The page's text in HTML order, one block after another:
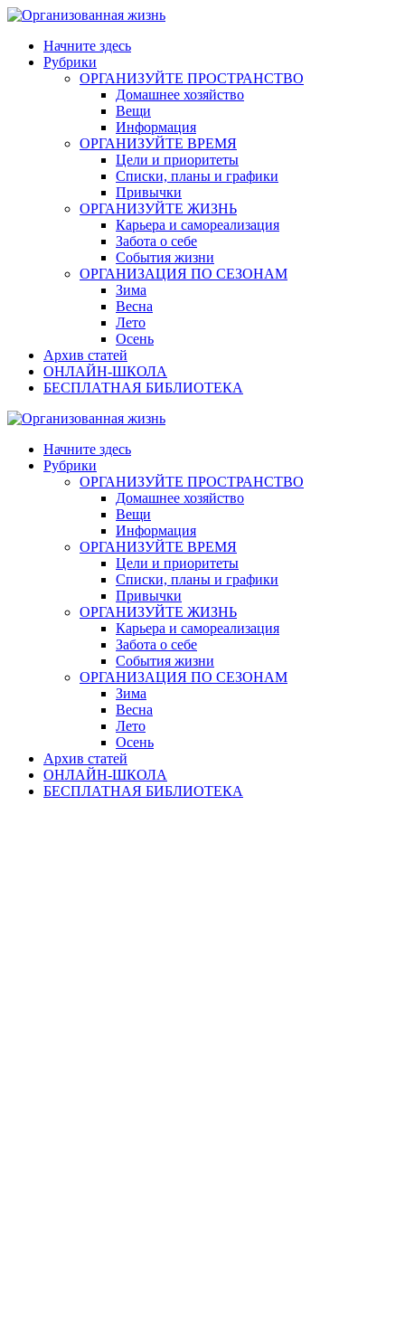
Skip
contentНачните здесь
Рубрики
ОРГАНИЗУЙТЕ ПРОСТРАНСТВО
Домашнее хозяйство
Вещи
Информация
ОРГАНИЗУЙТЕ ВРЕМЯ
Цели и приоритеты
Списки, планы и графики
Привычки
ОРГАНИЗУЙТЕ ЖИЗНЬ
Карьера и самореализация
Забота о себе
События жизни
ОРГАНИЗАЦИЯ ПО СЕЗОНАМ
Зима
Весна
Лето
Осень
Архив статей
ОНЛАЙН-ШКОЛА
БЕСПЛАТНАЯ БИБЛИОТЕКА
Начните здесь
Рубрики
ОРГАНИЗУЙТЕ ПРОСТРАНСТВО
Домашнее хозяйство
Вещи
Информация
ОРГАНИЗУЙТЕ ВРЕМЯ
Цели и приоритеты
Списки, планы и графики
Привычки
ОРГАНИЗУЙТЕ ЖИЗНЬ
Карьера и самореализация
Забота о себе
События жизни
ОРГАНИЗАЦИЯ ПО СЕЗОНАМ
Зима
Весна
Лето
Осень
Архив статей
ОНЛАЙН-ШКОЛА
БЕСПЛАТНАЯ БИБЛИОТЕКА